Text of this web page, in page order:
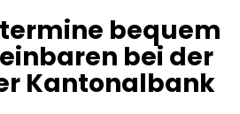
bequem
bei der
Kantonalbank